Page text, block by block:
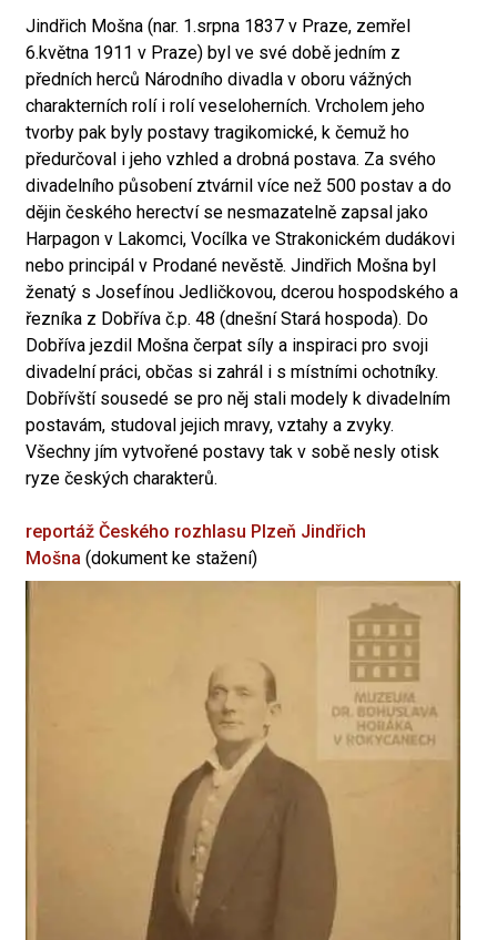
Jindřich Mošna (nar. 1.srpna 1837 v Praze, zemřel
6.května 1911 v Praze) byl ve své době jedním z
předních herců Národního divadla v oboru vážných
charakterních rolí i rolí veseloherních. Vrcholem jeho
tvorby pak byly postavy tragikomické, k čemuž ho
předurčoval i jeho vzhled a drobná postava. Za svého
divadelního působení ztvárnil více než 500 postav a do
dějin českého herectví se nesmazatelně zapsal jako
Harpagon v Lakomci, Vocílka ve Strakonickém dudákovi
nebo principál v Prodané nevěstě. Jindřich Mošna byl
ženatý s Josefínou Jedličkovou, dcerou hospodského a
řezníka z Dobříva č.p. 48 (dnešní Stará hospoda). Do
Dobříva jezdil Mošna čerpat síly a inspiraci pro svoji
divadelní práci, občas si zahrál i s místními ochotníky.
Dobřívští sousedé se pro něj stali modely k divadelním
postavám, studoval jejich mravy, vztahy a zvyky.
Všechny jím vytvořené postavy tak v sobě nesly otisk
ryze českých charakterů.
reportáž Českého rozhlasu Plzeň Jindřich
Mošna (dokument ke stažení)